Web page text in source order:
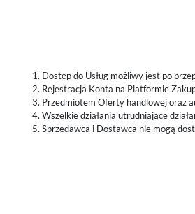
Dostęp do Usług możliwy jest po
Rejestracja Konta na Platformie
Przedmiotem Oferty handlowej oraz
Wszelkie działania utrudniające
Sprzedawca i Dostawca nie mogą